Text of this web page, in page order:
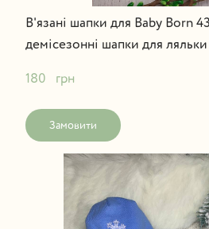
В'язані шапки для Baby Born
демісезонні шапки для ляльки
180   грн
Замовити